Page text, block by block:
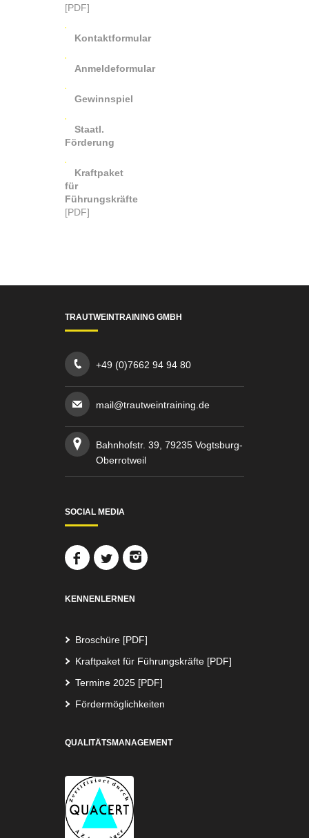
[PDF]
Kontaktformular
Anmeldeformular
Gewinnspiel
Staatl.
Förderung
Kraftpaket
für
Führungskräfte
[PDF]
TRAUTWEINTRAINING GMBH
+49 (0)7662 94 94 80
mail@trautweintraining.de
Bahnhofstr. 39, 79235 Vogtsburg-
Oberrotweil
SOCIAL MEDIA
KENNENLERNEN
Broschüre [PDF]
Kraftpaket für Führungskräfte [PDF]
Termine 2025 [PDF]
Fördermöglichkeiten
QUALITÄTSMANAGEMENT